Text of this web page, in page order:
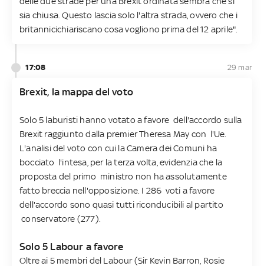
sia chiusa. Questo lascia solo l'altra strada, ovvero che i
britannicichiariscano cosa vogliono prima del 12 aprile".
17:08 29 mar
Brexit, la mappa del voto
Solo 5 laburisti hanno votato a favore dell'accordo sulla
Brexit raggiunto dalla premier Theresa May con l'Ue.
L'analisi del voto con cui la Camera dei Comuni ha
bocciato l'intesa, per la terza volta, evidenzia che la
proposta del primo ministro non ha assolutamente
fatto breccia nell'opposizione. I 286 voti a favore
dell'accordo sono quasi tutti riconducibili al partito
conservatore (277).
Solo 5 Labour a favore
Oltre ai 5 membri del Labour (Sir Kevin Barron, Rosie